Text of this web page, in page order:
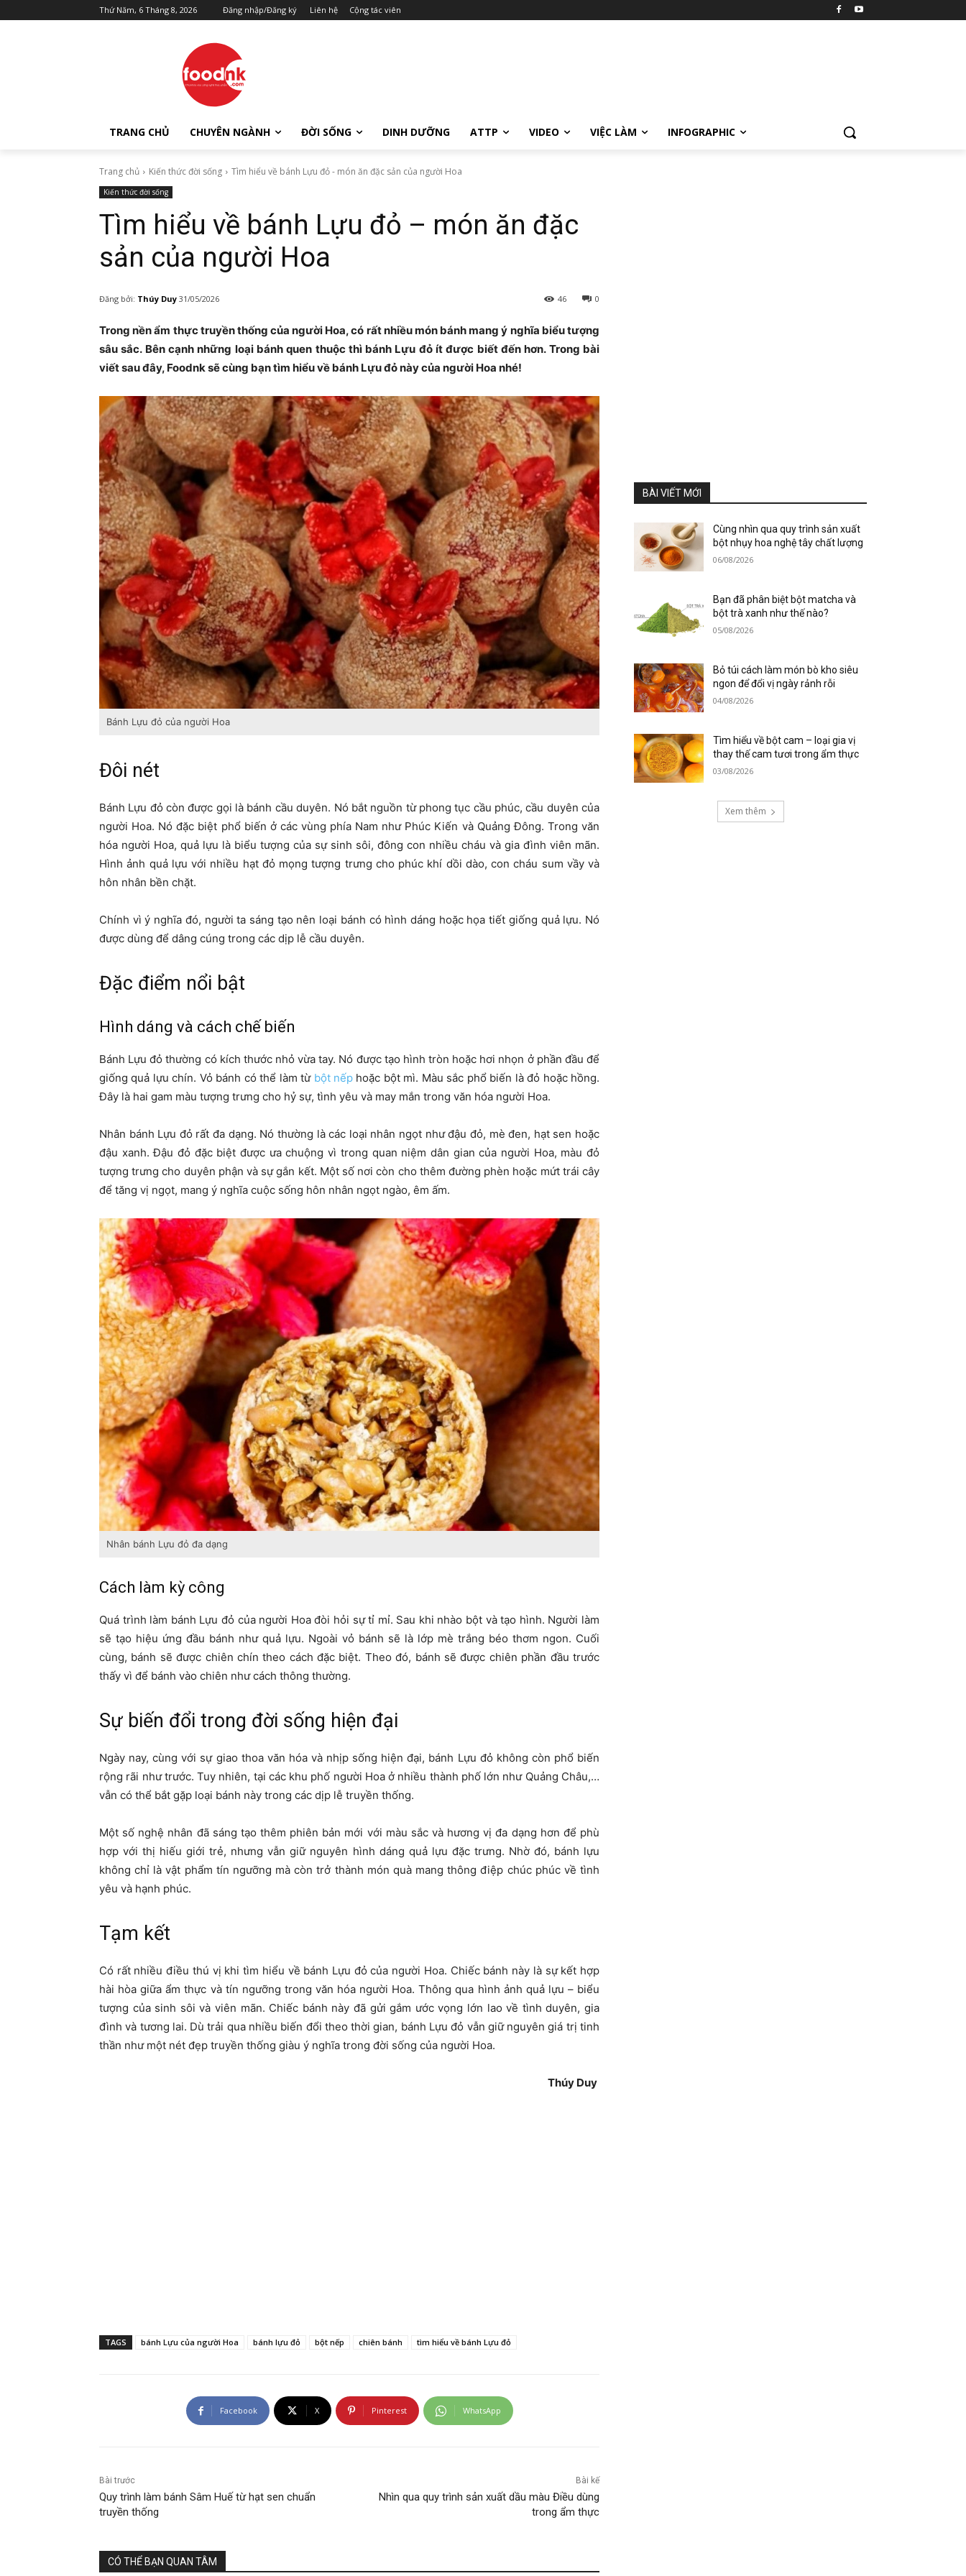
Thứ Năm, 6 Tháng 8, 2026 Đăng nhập/Đăng ký Liên hệ Cộng tác viên
TRANG CHỦ CHUYÊN NGÀNH ĐỜI SỐNG DINH DƯỠNG ATTP VIDEO VIỆC LÀM INFOGRAPHIC
Trang chủ Kiến thức đời sống Tìm hiểu về bánh Lựu đỏ - món ăn đặc sản của người Hoa
Kiến thức đời sống
Tìm hiểu về bánh Lựu đỏ – món ăn đặc
sản của người Hoa
Đăng bởi: Thúy Duy 31/05/2026 0
46
Trong nền ẩm thực truyền thống của người Hoa, có rất nhiều món bánh mang ý nghĩa biểu tượng
sâu sắc. Bên cạnh những loại bánh quen thuộc thì bánh Lựu đỏ ít được biết đến hơn. Trong bài
viết sau đây, Foodnk sẽ cùng bạn tìm hiểu về bánh Lựu đỏ này của người Hoa nhé!
Bánh Lựu đỏ của người Hoa
Đôi nét
Bánh Lựu đỏ còn được gọi là bánh cầu duyên. Nó bắt nguồn từ phong tục cầu phúc, cầu duyên của
người Hoa. Nó đặc biệt phổ biến ở các vùng phía Nam như Phúc Kiến và Quảng Đông. Trong văn
hóa người Hoa, quả lựu là biểu tượng của sự sinh sôi, đông con nhiều cháu và gia đình viên mãn.
Hình ảnh quả lựu với nhiều hạt đỏ mọng tượng trưng cho phúc khí dồi dào, con cháu sum vầy và
hôn nhân bền chặt.
Chính vì ý nghĩa đó, người ta sáng tạo nên loại bánh có hình dáng hoặc họa tiết giống quả lựu. Nó
được dùng để dâng cúng trong các dịp lễ cầu duyên.
Đặc điểm nổi bật
Hình dáng và cách chế biến
Bánh Lựu đỏ thường có kích thước nhỏ vừa tay. Nó được tạo hình tròn hoặc hơi nhọn ở phần đầu để
giống quả lựu chín. Vỏ bánh có thể làm từ bột nếp hoặc bột mì. Màu sắc phổ biến là đỏ hoặc hồng.
Đây là hai gam màu tượng trưng cho hỷ sự, tình yêu và may mắn trong văn hóa người Hoa.
Nhân bánh Lựu đỏ rất đa dạng. Nó thường là các loại nhân ngọt như đậu đỏ, mè đen, hạt sen hoặc
đậu xanh. Đậu đỏ đặc biệt được ưa chuộng vì trong quan niệm dân gian của người Hoa, màu đỏ
tượng trưng cho duyên phận và sự gắn kết. Một số nơi còn cho thêm đường phèn hoặc mứt trái cây
để tăng vị ngọt, mang ý nghĩa cuộc sống hôn nhân ngọt ngào, êm ấm.
Nhân bánh Lựu đỏ đa dạng
Cách làm kỳ công
Quá trình làm bánh Lựu đỏ của người Hoa đòi hỏi sự tỉ mỉ. Sau khi nhào bột và tạo hình. Người làm
sẽ tạo hiệu ứng đầu bánh như quả lựu. Ngoài vỏ bánh sẽ là lớp mè trắng béo thơm ngon. Cuối
cùng, bánh sẽ được chiên chín theo cách đặc biệt. Theo đó, bánh sẽ được chiên phần đầu trước
thấy vì để bánh vào chiên như cách thông thường.
Sự biến đổi trong đời sống hiện đại
Ngày nay, cùng với sự giao thoa văn hóa và nhịp sống hiện đại, bánh Lựu đỏ không còn phổ biến
rộng rãi như trước. Tuy nhiên, tại các khu phố người Hoa ở nhiều thành phố lớn như Quảng Châu,…
vẫn có thể bắt gặp loại bánh này trong các dịp lễ truyền thống.
Một số nghệ nhân đã sáng tạo thêm phiên bản mới với màu sắc và hương vị đa dạng hơn để phù
hợp với thị hiếu giới trẻ, nhưng vẫn giữ nguyên hình dáng quả lựu đặc trưng. Nhờ đó, bánh lựu
không chỉ là vật phẩm tín ngưỡng mà còn trở thành món quà mang thông điệp chúc phúc về tình
yêu và hạnh phúc.
Tạm kết
Có rất nhiều điều thú vị khi tìm hiểu về bánh Lựu đỏ của người Hoa. Chiếc bánh này là sự kết hợp
hài hòa giữa ẩm thực và tín ngưỡng trong văn hóa người Hoa. Thông qua hình ảnh quả lựu – biểu
tượng của sinh sôi và viên mãn. Chiếc bánh này đã gửi gắm ước vọng lớn lao về tình duyên, gia
đình và tương lai. Dù trải qua nhiều biến đổi theo thời gian, bánh Lựu đỏ vẫn giữ nguyên giá trị tinh
thần như một nét đẹp truyền thống giàu ý nghĩa trong đời sống của người Hoa.
Thúy Duy
TAGS bánh Lựu của người Hoa bánh lựu đỏ bột nếp chiên bánh tìm hiểu về bánh Lựu đỏ
Facebook X Pinterest WhatsApp
Bài trước
Quy trình làm bánh Sâm Huế từ hạt sen chuẩn
truyền thống
Bài kế
Nhìn qua quy trình sản xuất dầu màu Điều dùng
trong ẩm thực
CÓ THỂ BẠN QUAN TÂM
BÀI VIẾT MỚI
Cùng nhìn qua quy trình sản xuất
bột nhụy hoa nghệ tây chất lượng
06/08/2026
Bạn đã phân biệt bột matcha và
bột trà xanh như thế nào?
05/08/2026
Bỏ túi cách làm món bò kho siêu
ngon để đổi vị ngày rảnh rỗi
04/08/2026
Tìm hiểu về bột cam – loại gia vị
thay thế cam tươi trong ẩm thực
03/08/2026
Xem thêm